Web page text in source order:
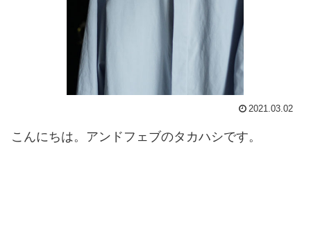
2021.03.02
こんにちは。アンドフェブのタカハシです。